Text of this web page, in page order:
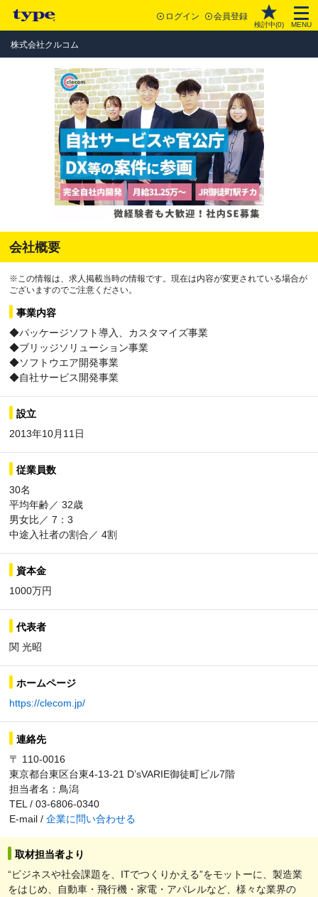
ログイン 会員登録
検討中(0) MENU
株式会社クルコム
会社概要
※この情報は、求人掲載当時の情報です。現在は内容が変更されている場合が
ございますのでご注意ください。
事業内容
◆パッケージソフト導入、カスタマイズ事業
◆ブリッジソリューション事業
◆ソフトウエア開発事業
◆自社サービス開発事業
設立
2013年10月11日
従業員数
30名
平均年齢／ 32歳
男女比／ 7：3
中途入社者の割合／ 4割
資本金
1000万円
代表者
関 光昭
ホームページ
https://clecom.jp/
連絡先
〒 110-0016
東京都台東区台東4-13-21 D’sVARIE御徒町ビル7階
担当者名：鳥潟
TEL / 03-6806-0340
E-mail / 企業に問い合わせる
取材担当者より
“ビジネスや社会課題を、ITでつくりかえる”をモットーに、製造業
をはじめ、自動車・飛行機・家電・アパレルなど、様々な業界の